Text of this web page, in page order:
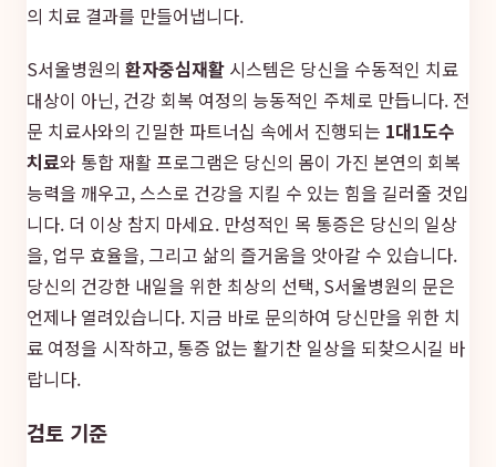
의 치료 결과를 만들어냅니다.
S서울병원의 환자중심재활 시스템은 당신을 수동적인 치료
대상이 아닌, 건강 회복 여정의 능동적인 주체로 만듭니다. 전
문 치료사와의 긴밀한 파트너십 속에서 진행되는 1대1도수
치료와 통합 재활 프로그램은 당신의 몸이 가진 본연의 회복
능력을 깨우고, 스스로 건강을 지킬 수 있는 힘을 길러줄 것입
니다. 더 이상 참지 마세요. 만성적인 목 통증은 당신의 일상
을, 업무 효율을, 그리고 삶의 즐거움을 앗아갈 수 있습니다.
당신의 건강한 내일을 위한 최상의 선택, S서울병원의 문은
언제나 열려있습니다. 지금 바로 문의하여 당신만을 위한 치
료 여정을 시작하고, 통증 없는 활기찬 일상을 되찾으시길 바
랍니다.
검토 기준